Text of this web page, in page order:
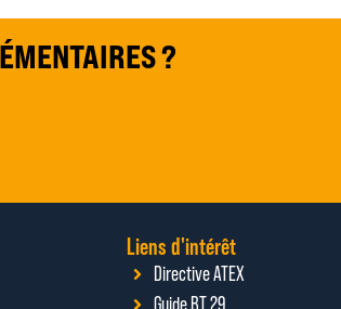
?
Liens d'intérêt
Directive ATEX
Guide BT 29